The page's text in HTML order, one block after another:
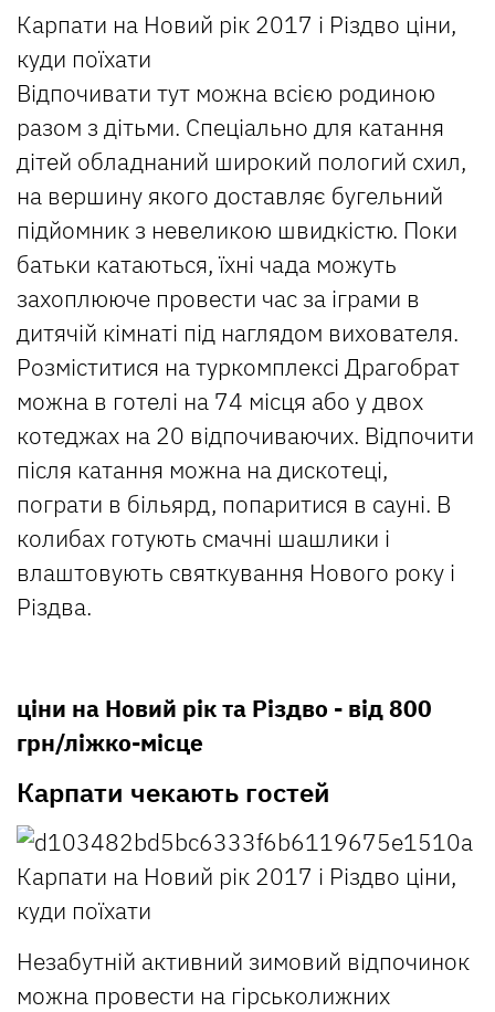
Відпочивати тут можна всією родиною
разом з дітьми. Спеціально для катання
дітей обладнаний широкий пологий схил,
на вершину якого доставляє бугельний
підйомник з невеликою швидкістю. Поки
батьки катаються, їхні чада можуть
захоплююче провести час за іграми в
дитячій кімнаті під наглядом вихователя.
Розміститися на туркомплексі Драгобрат
можна в готелі на 74 місця або у двох
котеджах на 20 відпочиваючих. Відпочити
після катання можна на дискотеці,
пограти в більярд, попаритися в сауні. В
колибах готують смачні шашлики і
влаштовують святкування Нового року і
Різдва.
ціни на Новий рік та Різдво - від 800
грн/ліжко-місце
Карпати чекають гостей
Незабутній активний зимовий відпочинок
можна провести на гірськолижних